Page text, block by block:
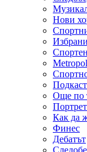
Нови
Още по
Как да
Финес
Дебатът